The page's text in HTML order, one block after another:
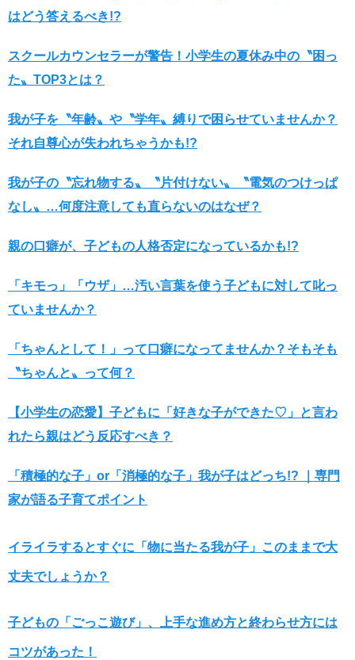
はどう答えるべき!?
スクールカウンセラーが警告！小学生の夏休み中の〝困っ
た〟TOP3とは？
我が子を〝年齢〟や〝学年〟縛りで困らせていませんか？
それ自尊心が失われちゃうかも!?
我が子の〝忘れ物する〟〝片付けない〟〝電気のつけっぱ
なし〟…何度注意しても直らないのはなぜ？
親の口癖が、子どもの人格否定になっているかも!?
「キモっ」「ウザ」…汚い言葉を使う子どもに対して叱っ
ていませんか？
「ちゃんとして！」って口癖になってませんか？そもそも
〝ちゃんと〟って何？
【小学生の恋愛】子どもに「好きな子ができた♡」と言わ
れたら親はどう反応すべき？
「積極的な子」or「消極的な子」我が子はどっち!? ｜専門
家が語る子育てポイント
イライラするとすぐに「物に当たる我が子」このままで大
丈夫でしょうか？
子どもの「ごっこ遊び」、上手な進め方と終わらせ方には
コツがあった！